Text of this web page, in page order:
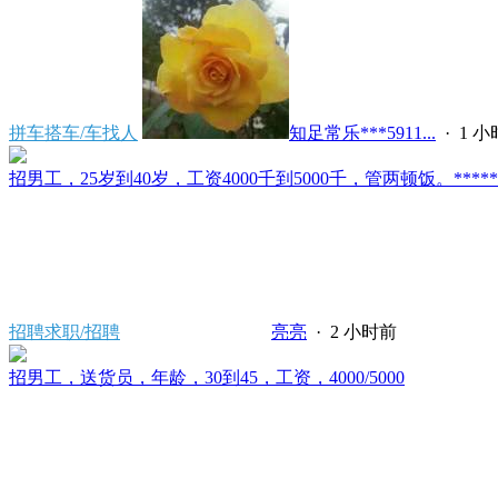
拼车搭车/车找人 知足常乐***5911... · 1 小
招男工，25岁到40岁，工资4000千到5000千，管两顿饭。
招聘求职/招聘 亮亮 · 2 小时前
招男工，送货员，年龄，30到45，工资，4000/5000